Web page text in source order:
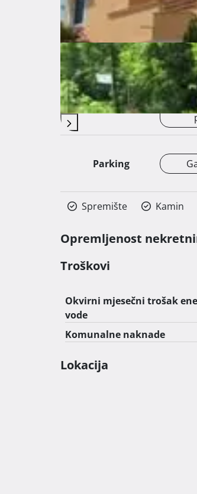
091 7819682 ili 091/4008-111
Orijentacija
Dostupno od
Grijanje
Parking
Spremište Kamin
Opremljenost
Troškovi
Okvirni mjesečni trošak
vode
Komunalne naknade
Lokacija